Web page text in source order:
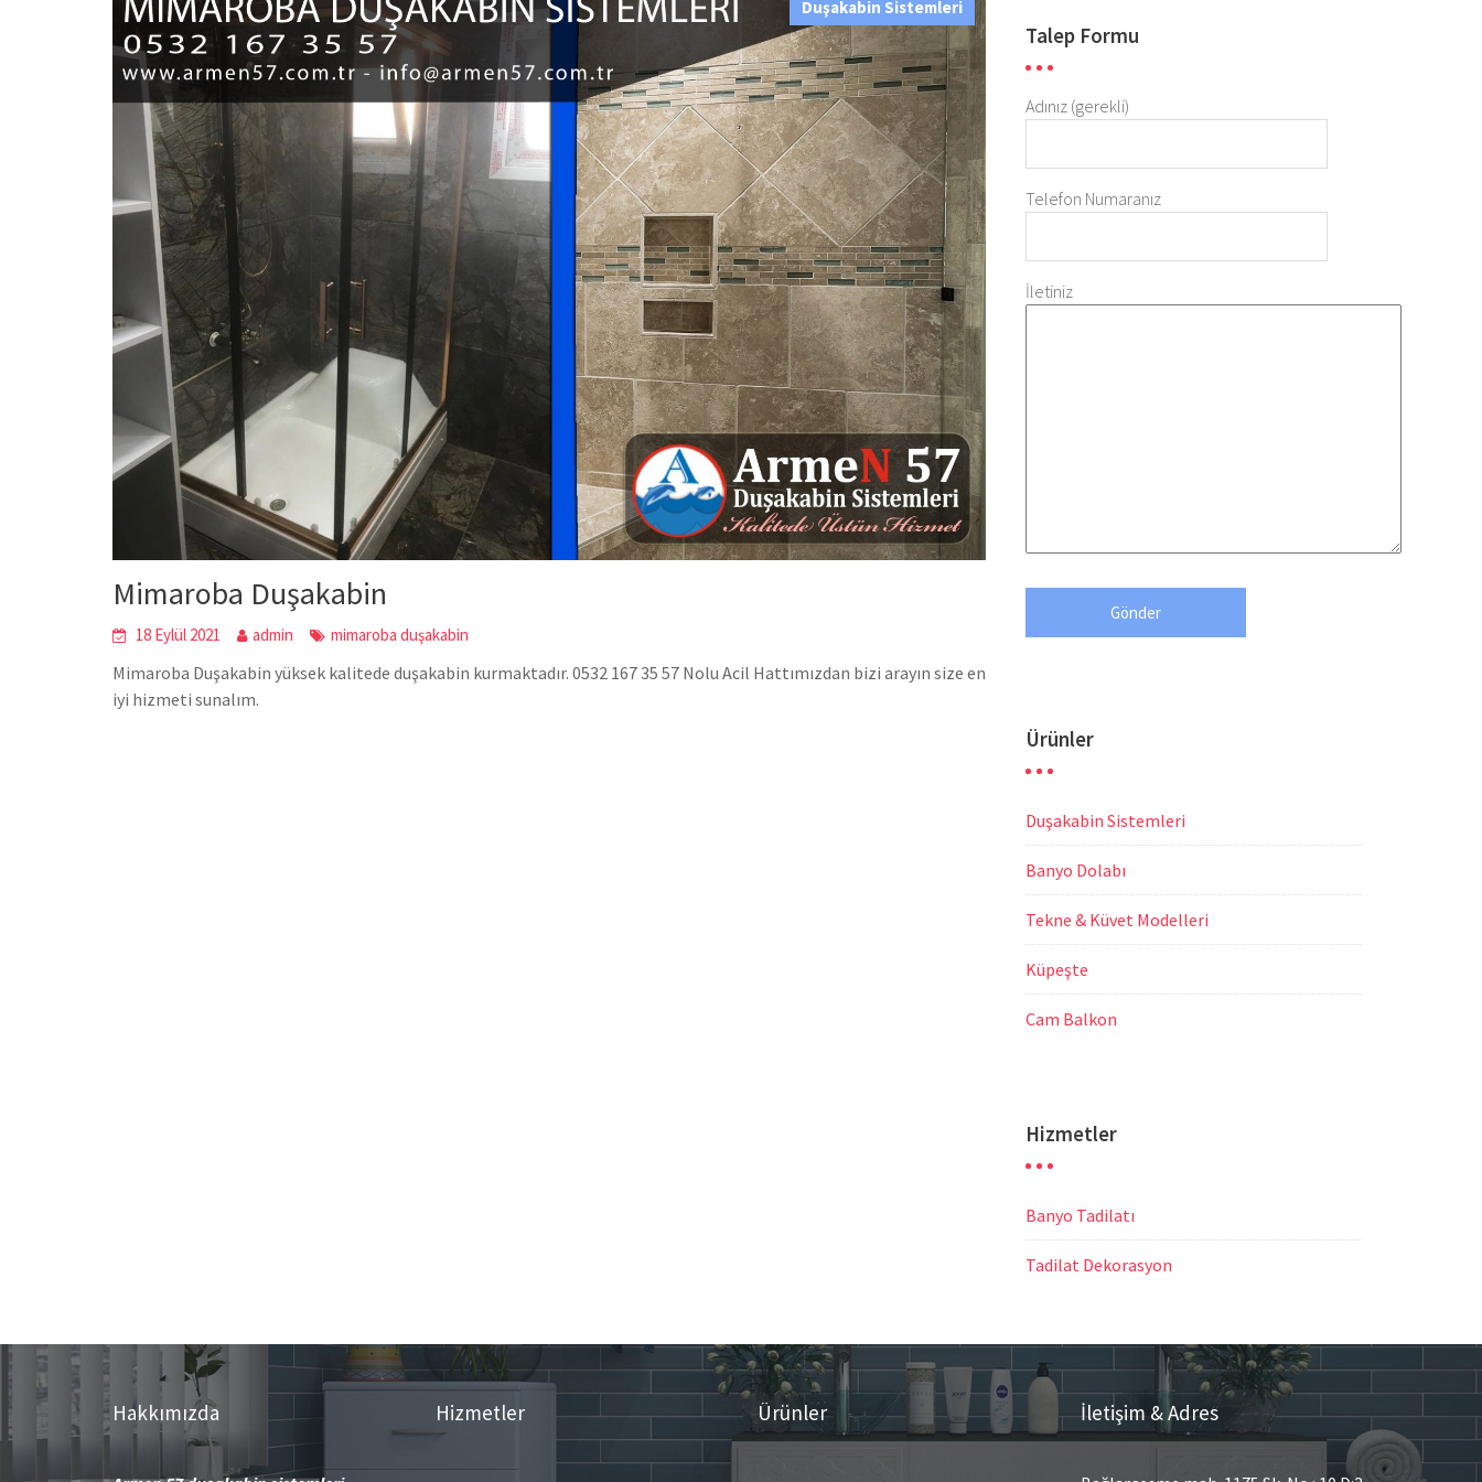
Duşakabin Sistemleri
Mimaroba Duşakabin
18 Eylül 2021 admin mimaroba duşakabin
Mimaroba Duşakabin yüksek kalitede duşakabin kurmaktadır. 0532 167 35 57 Nolu Acil Hattımızdan bizi arayın size en
iyi hizmeti sunalım.
Talep Formu
Adınız (gerekli)
Telefon Numaranız
İletiniz
Ürünler
Duşakabin Sistemleri
Banyo Dolabı
Tekne & Küvet Modelleri
Küpeşte
Cam Balkon
Hizmetler
Banyo Tadilatı
Tadilat Dekorasyon
Hakkımızda Hizmetler Ürünler İletişim & Adres